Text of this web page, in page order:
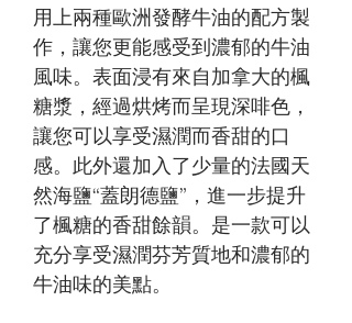
用上兩種歐洲發酵牛油的配方製
作，讓您更能感受到濃郁的牛油
風味。表面浸有來自加拿大的楓
糖漿，經過烘烤而呈現深啡色，
讓您可以享受濕潤而香甜的口
感。此外還加入了少量的法國天
然海鹽“蓋朗德鹽”，進一步提升
了楓糖的香甜餘韻。是一款可以
充分享受濕潤芬芳質地和濃郁的
牛油味的美點。